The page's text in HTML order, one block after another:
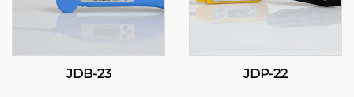
JDB-23 JDP-22